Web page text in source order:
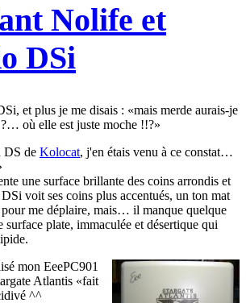
Nolife et
DSi
et plus je me disais : «mais merde aurais-je
où elle est juste moche !!?»
DS de Kolocat, j'en étais venu à ce constat…
une surface brillante des coins arrondis et
voit ses coins plus accentués, un ton mat
me déplaire, mais… il manque quelque
surface plate, immaculée et désertique qui
mon EeePC901
Atlantis «fait
^^